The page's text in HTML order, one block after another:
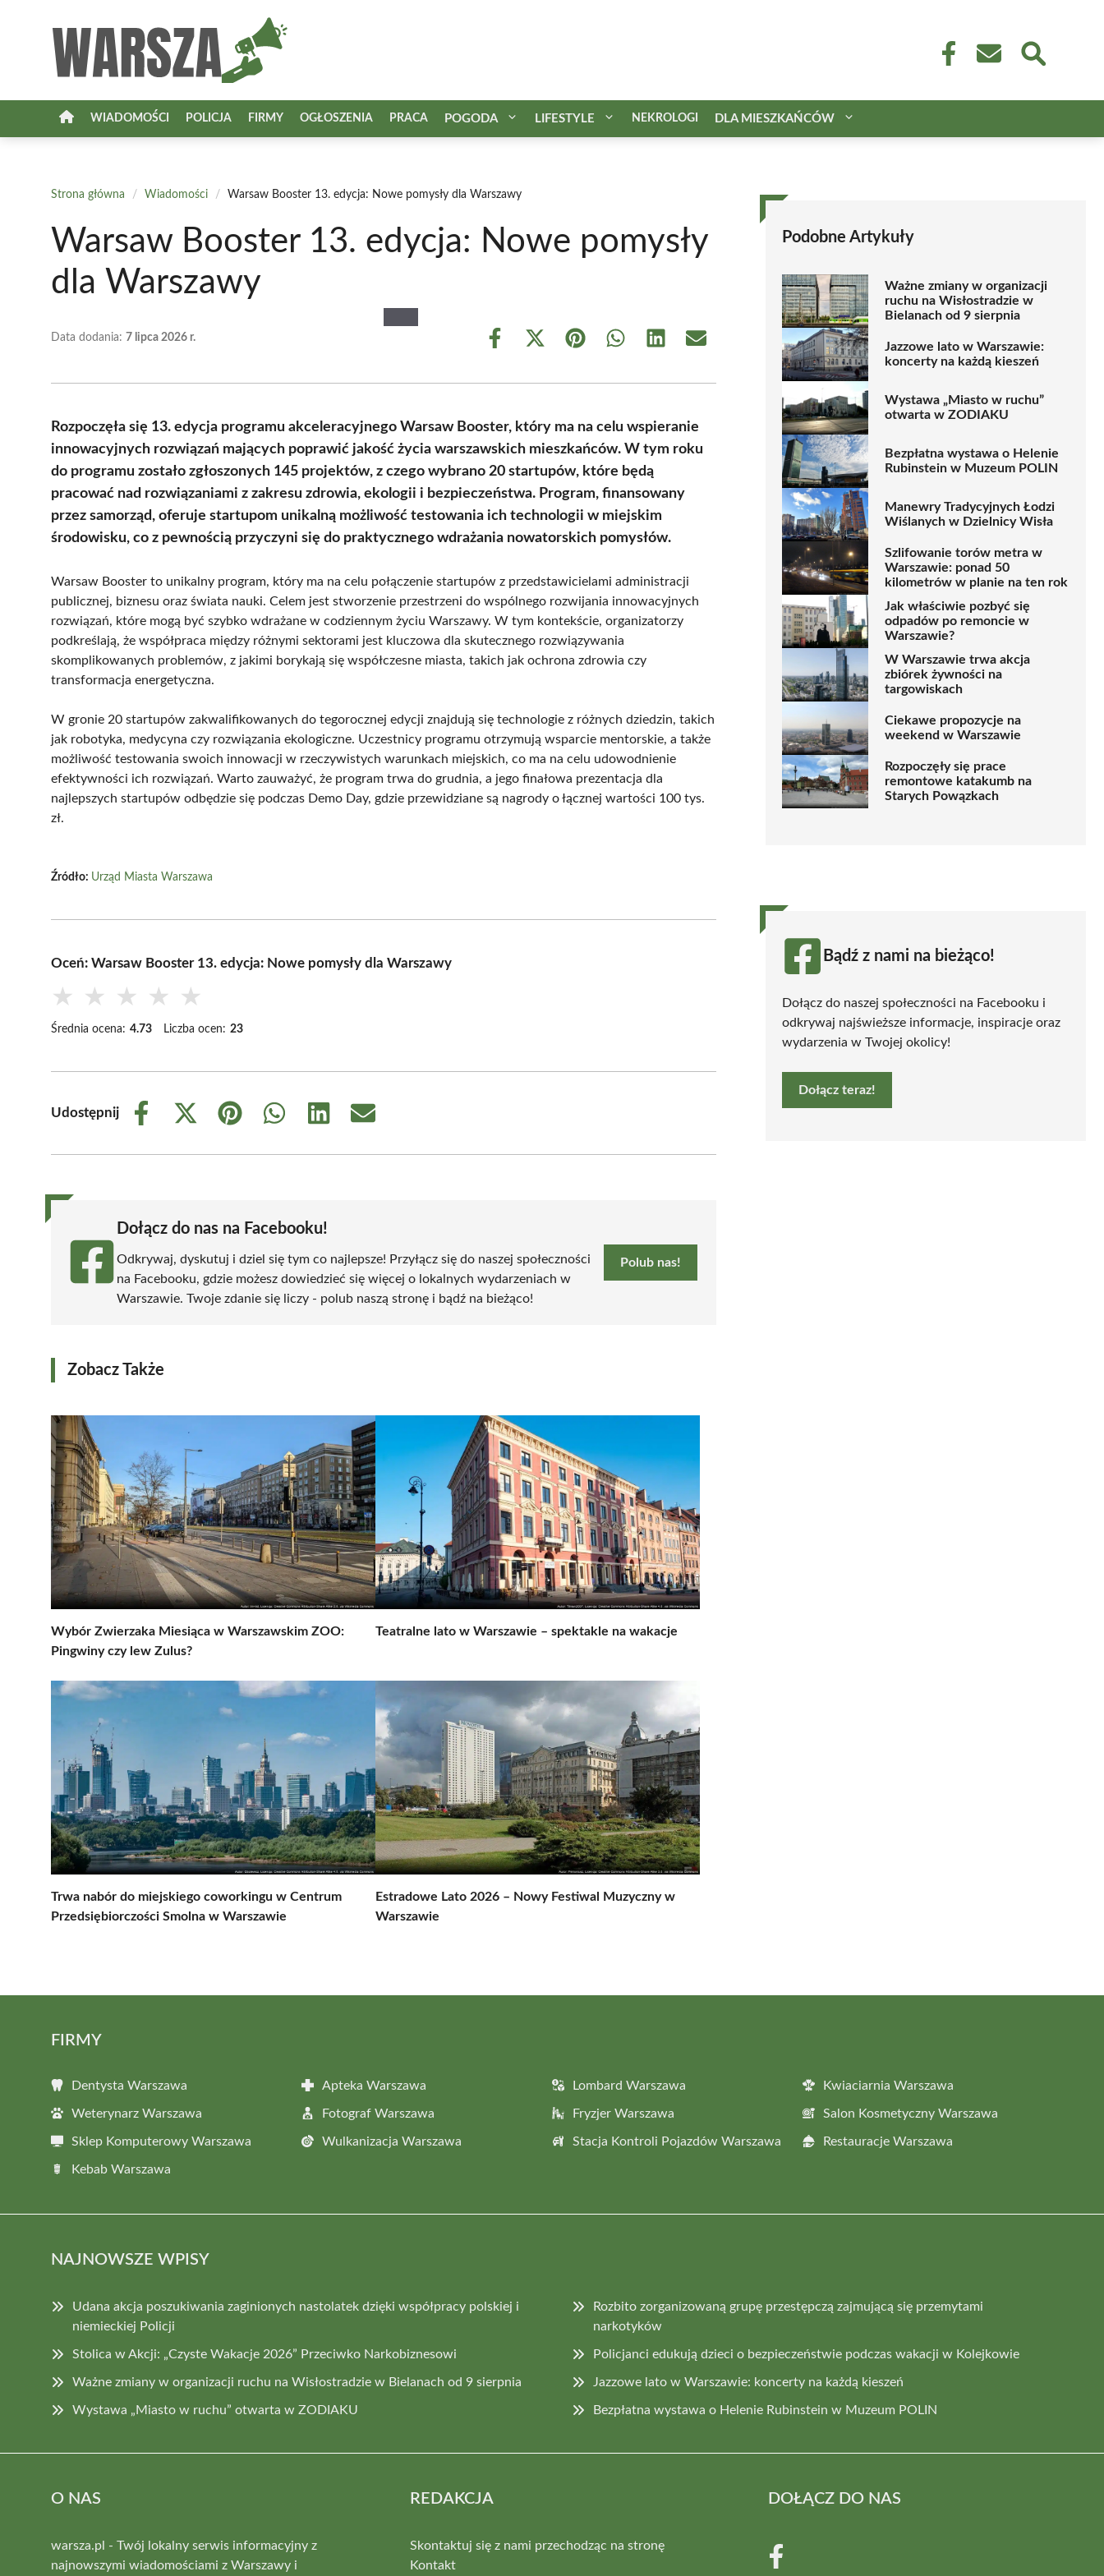
WIADOMOŚCI POLICJA FIRMY OGŁOSZENIA PRACA POGODA LIFESTYLE NEKROLOGI DLA MIESZKAŃCÓW
Strona główna / Wiadomości / Warsaw Booster 13. edycja: Nowe pomysły dla Warszawy
Warsaw Booster 13. edycja: Nowe pomysły
dla Warszawy
Data dodania: 7 lipca 2026 r.
Share
Share
(Twitter)
Share Share Share Share
Rozpoczęła się 13. edycja programu akceleracyjnego Warsaw Booster, który ma na celu wspieranie
innowacyjnych rozwiązań mających poprawić jakość życia warszawskich mieszkańców. W tym roku
do programu zostało zgłoszonych 145 projektów, z czego wybrano 20 startupów, które będą
pracować nad rozwiązaniami z zakresu zdrowia, ekologii i bezpieczeństwa. Program, finansowany
przez samorząd, oferuje startupom unikalną możliwość testowania ich technologii w miejskim
środowisku, co z pewnością przyczyni się do praktycznego wdrażania nowatorskich pomysłów.
Warsaw Booster to unikalny program, który ma na celu połączenie startupów z przedstawicielami administracji
publicznej, biznesu oraz świata nauki. Celem jest stworzenie przestrzeni do wspólnego rozwijania innowacyjnych
rozwiązań, które mogą być szybko wdrażane w codziennym życiu Warszawy. W tym kontekście, organizatorzy
podkreślają, że współpraca między różnymi sektorami jest kluczowa dla skutecznego rozwiązywania
skomplikowanych problemów, z jakimi borykają się współczesne miasta, takich jak ochrona zdrowia czy
transformacja energetyczna.
W gronie 20 startupów zakwalifikowanych do tegorocznej edycji znajdują się technologie z różnych dziedzin, takich
jak robotyka, medycyna czy rozwiązania ekologiczne. Uczestnicy programu otrzymują wsparcie mentorskie, a także
możliwość testowania swoich innowacji w rzeczywistych warunkach miejskich, co ma na celu udowodnienie
efektywności ich rozwiązań. Warto zauważyć, że program trwa do grudnia, a jego finałowa prezentacja dla
najlepszych startupów odbędzie się podczas Demo Day, gdzie przewidziane są nagrody o łącznej wartości 100 tys.
zł.
Źródło: Urząd Miasta Warszawa
Oceń: Warsaw Booster 13. edycja: Nowe pomysły dla Warszawy
★ ★ ★ ★ ★
Średnia ocena: 4.73 Liczba ocen: 23
Udostępnij
Share
Share
(Twitter)
Share
Share
Share
Share
Dołącz do nas na Facebooku!
Odkrywaj, dyskutuj i dziel się tym co najlepsze! Przyłącz się do naszej społeczności
na Facebooku, gdzie możesz dowiedzieć się więcej o lokalnych wydarzeniach w
Warszawie. Twoje zdanie się liczy - polub naszą stronę i bądź na bieżąco!
Polub nas!
Zobacz Także
Wybór Zwierzaka Miesiąca w Warszawskim ZOO:
Pingwiny czy lew Zulus?
Teatralne lato w Warszawie – spektakle na wakacje
Trwa nabór do miejskiego coworkingu w Centrum
Przedsiębiorczości Smolna w Warszawie
Estradowe Lato 2026 – Nowy Festiwal Muzyczny w
Warszawie
Podobne Artykuły
Ważne zmiany w organizacji
ruchu na Wisłostradzie w
Bielanach od 9 sierpnia
Jazzowe lato w Warszawie:
koncerty na każdą kieszeń
Wystawa „Miasto w ruchu”
otwarta w ZODIAKU
Bezpłatna wystawa o Helenie
Rubinstein w Muzeum POLIN
Manewry Tradycyjnych Łodzi
Wiślanych w Dzielnicy Wisła
Szlifowanie torów metra w
Warszawie: ponad 50
kilometrów w planie na ten rok
Jak właściwie pozbyć się
odpadów po remoncie w
Warszawie?
W Warszawie trwa akcja
zbiórek żywności na
targowiskach
Ciekawe propozycje na
weekend w Warszawie
Rozpoczęły się prace
remontowe katakumb na
Starych Powązkach
Bądź z nami na bieżąco!
Dołącz do naszej społeczności na Facebooku i
odkrywaj najświeższe informacje, inspiracje oraz
wydarzenia w Twojej okolicy!
Dołącz teraz!
FIRMY
Dentysta Warszawa Apteka Warszawa Lombard Warszawa Kwiaciarnia Warszawa
Weterynarz Warszawa Fotograf Warszawa Fryzjer Warszawa Salon Kosmetyczny Warszawa
Sklep Komputerowy Warszawa Wulkanizacja Warszawa Stacja Kontroli Pojazdów Warszawa Restauracje Warszawa
Kebab Warszawa
NAJNOWSZE WPISY
Udana akcja poszukiwania zaginionych nastolatek dzięki współpracy polskiej i
niemieckiej Policji
Rozbito zorganizowaną grupę przestępczą zajmującą się przemytami
narkotyków
Stolica w Akcji: „Czyste Wakacje 2026” Przeciwko Narkobiznesowi Policjanci edukują dzieci o bezpieczeństwie podczas wakacji w Kolejkowie
Ważne zmiany w organizacji ruchu na Wisłostradzie w Bielanach od 9 sierpnia Jazzowe lato w Warszawie: koncerty na każdą kieszeń
Wystawa „Miasto w ruchu” otwarta w ZODIAKU Bezpłatna wystawa o Helenie Rubinstein w Muzeum POLIN
O NAS
warsza.pl - Twój lokalny serwis informacyjny z
najnowszymi wiadomościami z Warszawy i
REDAKCJA
Skontaktuj się z nami przechodząc na stronę
Kontakt
DOŁĄCZ DO NAS